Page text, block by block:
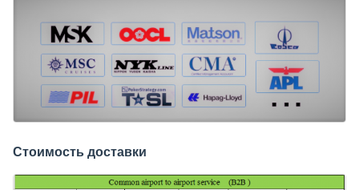
Стоимость доставки